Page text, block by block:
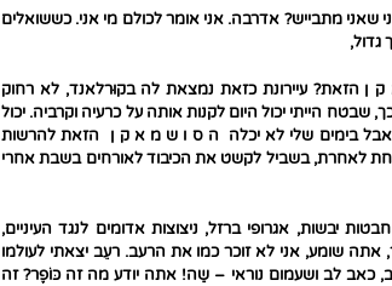
שאני מתבייש? אדרבה. אני אומר לכולם מי אני. כששואלים
גדול,
הזאת? עיירונת כזאת נמצאת לה בקוּרלאנד, לא רחוק
הייתי יכול היום לקנות אותה על כרעיה וקרביה. יכול
אבל בימים שלי לא יכלה ה ס ו ש מ א ק ן הזאת להרשות
לאחרת, בשביל לקשט את הכיבוד לאורחים בשבת אחרי
יבשות, אגרופי ברזל, ניצוצות אדומים לנגד העיניים,
אתה שומע, אני לא זוכר כמו את הרעב. רעֵב יצאתי לעולמו
כאב לב ושעמום נוראי – שַה! אתה יודע מה זה כּוֹפֶר? זה